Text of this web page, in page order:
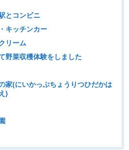
とコンビニ
キッチンカー
リーム
野菜収穫体験をしました
家(にいかっぷちょうりつひだかは
)